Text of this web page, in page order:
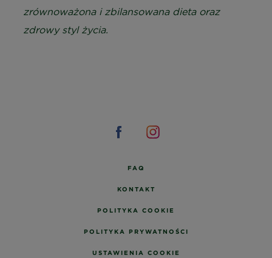
zrównoważona i zbilansowana dieta oraz
zdrowy styl życia.
FAQ
KONTAKT
POLITYKA COOKIE
POLITYKA PRYWATNOŚCI
USTAWIENIA COOKIE